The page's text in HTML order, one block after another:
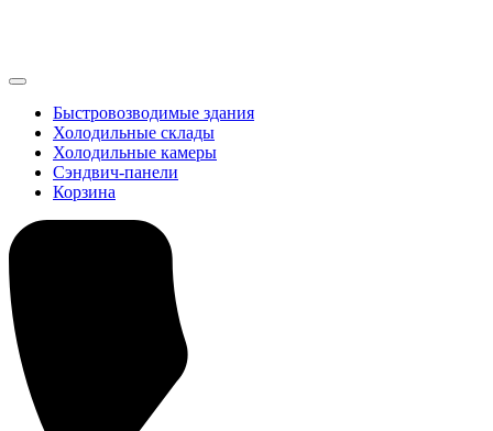
Быстровозводимые здания
Холодильные склады
Холодильные камеры
Сэндвич-панели
Корзина